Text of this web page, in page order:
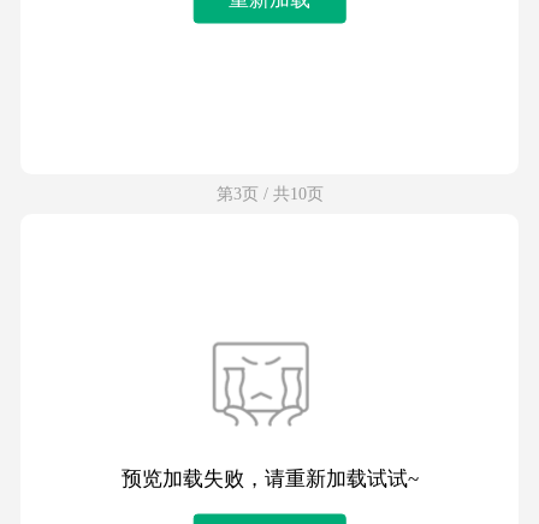
第3页 / 共10页
预览加载失败，请重新加载试试~